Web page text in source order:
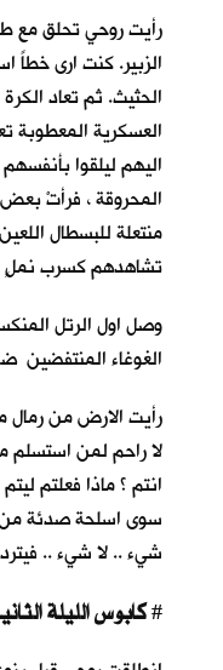
الزبير. كنت ارى خطاً
الحثيث. ثم تعاد
العسكرية المعطوبة
اليهم ليلقوا
المحروقة ، فرأتْ
منتعلة للبسطال
تشاهدهم كسرب نملٍ
وصل اول الرتل
الغوغاء المنتفضين
رأيت الارض من رمال
لا راحم لمن
انتم ؟ ماذا فعلتم
سوى اسلحة صدئة من
شيء .. لا شيء ..
كابوس الليلة الثانية (كابوس أميرة الوردة)#